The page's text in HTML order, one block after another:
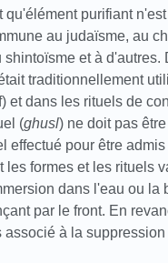
qu'élément purifiant
au judaïsme, au
shintoïsme et à d'autres.
traditionnellement
et dans les rituels de
(ghusl) ne doit pas
effectué pour être
les formes et les rituels
dans l'eau ou la
par le front. En
associé à la